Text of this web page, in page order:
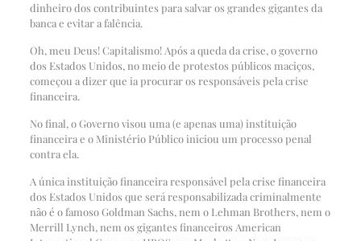
dinheiro dos contribuintes para salvar os grandes gigantes da
banca e evitar a falência.
Oh, meu Deus! Capitalismo! Após a queda da crise, o governo
dos Estados Unidos, no meio de protestos públicos maciços,
começou a dizer que ia procurar os responsáveis pela crise
financeira.
No final, o Governo visou uma (e apenas uma) instituição
financeira e o Ministério Público iniciou um processo penal
contra ela.
A única instituição financeira responsável pela crise financeira
dos Estados Unidos que será responsabilizada criminalmente
não é o famoso Goldman Sachs, nem o Lehman Brothers, nem o
Merrill Lynch, nem os gigantes financeiros American